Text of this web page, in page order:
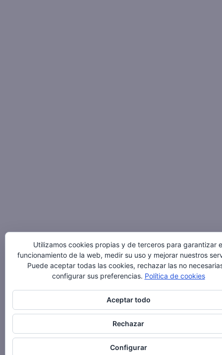
Utilizamos cookies propias y de terceros para garantizar
funcionamiento de la web, medir su uso y mejorar nuestros
Puede aceptar todas las cookies, rechazar las no
configurar sus preferencias. Política de cookies
Aceptar todo
Rechazar
Configurar